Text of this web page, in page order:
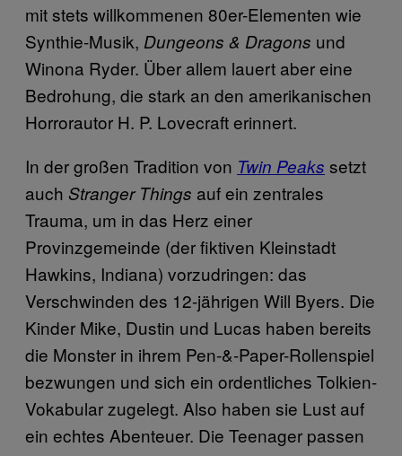
mit stets willkommenen 80er-Elementen wie
Synthie-Musik, Dungeons & Dragons und
Winona Ryder. Über allem lauert aber eine
Bedrohung, die stark an den amerikanischen
Horrorautor H. P. Lovecraft erinnert.
In der großen Tradition von Twin Peaks setzt
auch Stranger Things auf ein zentrales
Trauma, um in das Herz einer
Provinzgemeinde (der fiktiven Kleinstadt
Hawkins, Indiana) vorzudringen: das
Verschwinden des 12-jährigen Will Byers. Die
Kinder Mike, Dustin und Lucas haben bereits
die Monster in ihrem Pen-&-Paper-Rollenspiel
bezwungen und sich ein ordentliches Tolkien-
Vokabular zugelegt. Also haben sie Lust auf
ein echtes Abenteuer. Die Teenager passen